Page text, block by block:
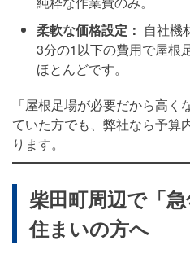
柔軟な価格設定： 自社機
3分の1以下の費用で屋根
ほとんどです。
「屋根足場が必要だから高
ていた方でも、弊社なら予算
ります。
柴田町周辺で「
住まいの方へ